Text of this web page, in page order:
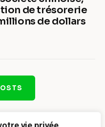
de trésorerie
de dollars